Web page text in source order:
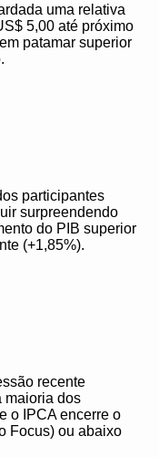
uma relativa
5,00 até próximo
patamar superior
participantes
surpreendendo
do PIB superior
(+1,85%).
recente
maioria dos
o IPCA encerre o
Focus) ou abaixo